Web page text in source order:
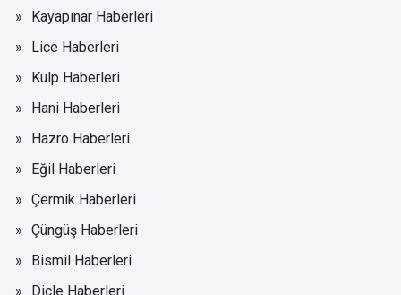
Kayapınar Haberleri
Lice Haberleri
Kulp Haberleri
Hani Haberleri
Hazro Haberleri
Eğil Haberleri
Çermik Haberleri
Çüngüş Haberleri
Bismil Haberleri
Dicle Haberleri